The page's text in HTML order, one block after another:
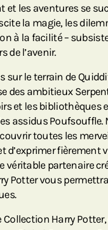
les aventures se
la magie, les
à la facilité –
de l’avenir.
sur le terrain de
des ambitieux
et les bibliothèques
assidus
toutes les
d’exprimer fièrement
véritable partenaire
Potter vous
Harry